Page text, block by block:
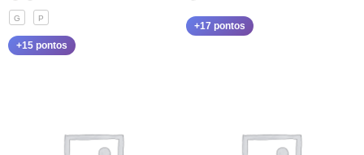
G P
+15 pontos
+17 pontos